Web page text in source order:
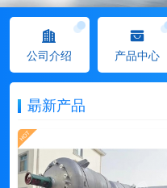
公司介绍 产品中心
朂新产品